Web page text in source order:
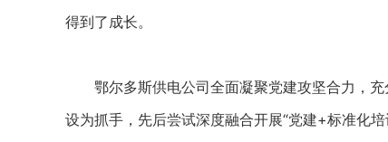
得到了成长。
鄂尔多斯供电公司全面凝聚党建攻坚合力，充
设为抓手，先后尝试深度融合开展“党建+标准化